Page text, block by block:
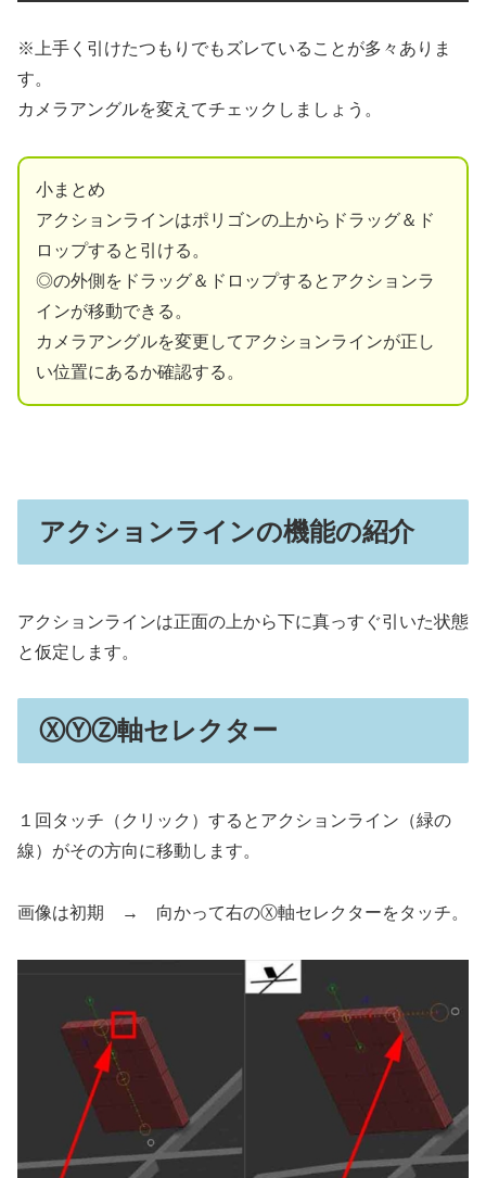
※上手く引けたつもりでもズレていることが多々ありま
す。
カメラアングルを変えてチェックしましょう。
小まとめ
アクションラインはポリゴンの上からドラッグ＆ド
ロップすると引ける。
◎の外側をドラッグ＆ドロップするとアクションラ
インが移動できる。
カメラアングルを変更してアクションラインが正し
い位置にあるか確認する。
アクションラインの機能の紹介
アクションラインは正面の上から下に真っすぐ引いた状態
と仮定します。
ⓍⓎⓏ軸セレクター
１回タッチ（クリック）するとアクションライン（緑の
線）がその方向に移動します。
画像は初期 → 向かって右のⓍ軸セレクターをタッチ。